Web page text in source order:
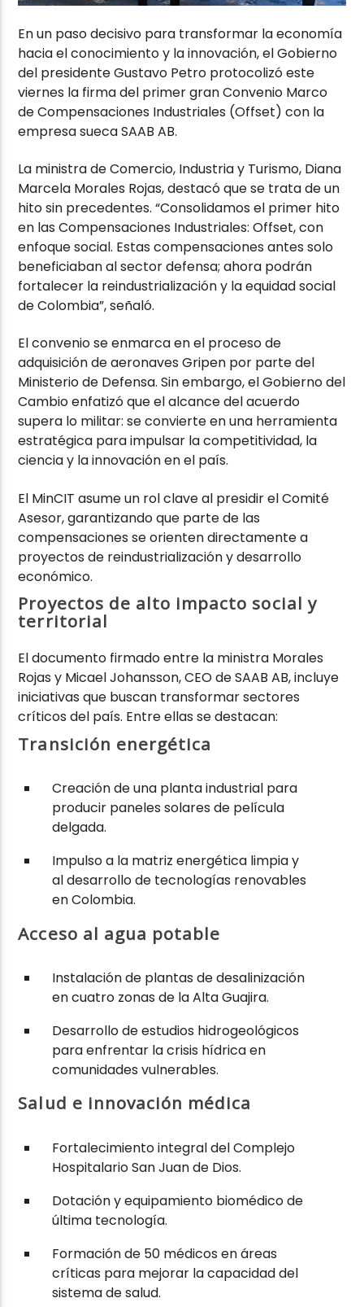
En un paso decisivo para transformar la economía
hacia el conocimiento y la innovación, el Gobierno
del presidente Gustavo Petro protocolizó este
viernes la firma del primer gran Convenio Marco
de Compensaciones Industriales (Offset) con la
empresa sueca SAAB AB.
La ministra de Comercio, Industria y Turismo, Diana
Marcela Morales Rojas, destacó que se trata de un
hito sin precedentes. “Consolidamos el primer hito
en las Compensaciones Industriales: Offset, con
enfoque social. Estas compensaciones antes solo
beneficiaban al sector defensa; ahora podrán
fortalecer la reindustrialización y la equidad social
de Colombia”, señaló.
El convenio se enmarca en el proceso de
adquisición de aeronaves Gripen por parte del
Ministerio de Defensa. Sin embargo, el Gobierno del
Cambio enfatizó que el alcance del acuerdo
supera lo militar: se convierte en una herramienta
estratégica para impulsar la competitividad, la
ciencia y la innovación en el país.
El MinCIT asume un rol clave al presidir el Comité
Asesor, garantizando que parte de las
compensaciones se orienten directamente a
proyectos de reindustrialización y desarrollo
económico.
Proyectos de alto impacto social y
territorial
El documento firmado entre la ministra Morales
Rojas y Micael Johansson, CEO de SAAB AB, incluye
iniciativas que buscan transformar sectores
críticos del país. Entre ellas se destacan:
Transición energética
Creación de una planta industrial para
producir paneles solares de película
delgada.
Impulso a la matriz energética limpia y
al desarrollo de tecnologías renovables
en Colombia.
Acceso al agua potable
Instalación de plantas de desalinización
en cuatro zonas de la Alta Guajira.
Desarrollo de estudios hidrogeológicos
para enfrentar la crisis hídrica en
comunidades vulnerables.
Salud e innovación médica
Fortalecimiento integral del Complejo
Hospitalario San Juan de Dios.
Dotación y equipamiento biomédico de
última tecnología.
Formación de 50 médicos en áreas
críticas para mejorar la capacidad del
sistema de salud.